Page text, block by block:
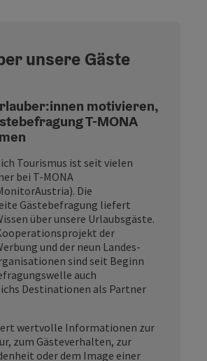
unsere Gäste
motivieren,
T-MONA
Tourismus ist seit vielen
bei T-MONA
Die
Gästebefragung liefert
über unsere Urlaubsgäste.
der
und der neun Landes-
sind seit Beginn
auch
Destinationen als Partner
wertvolle Informationen zur
zum Gästeverhalten, zur
oder dem Image einer